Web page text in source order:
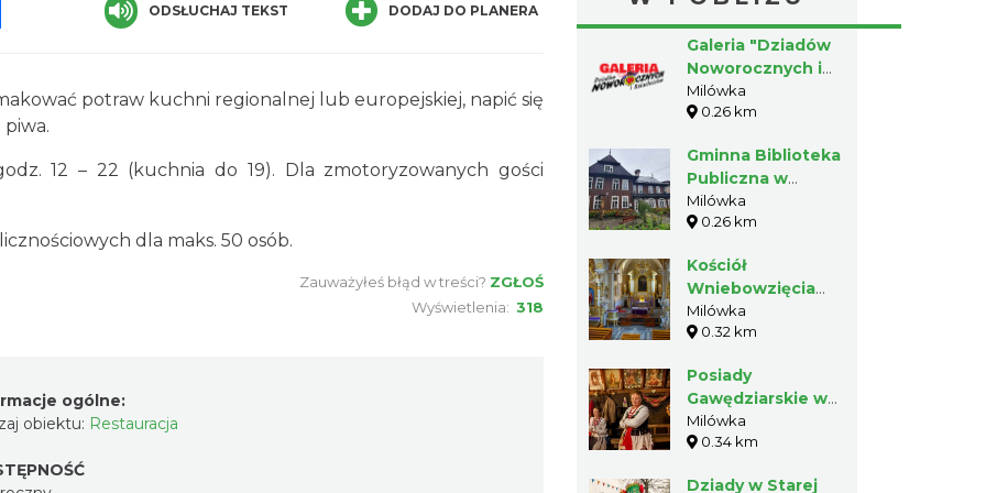
ODSŁUCHAJ TEKST DODAJ DO PLANERA
potraw kuchni regionalnej lub europejskiej, napić się
12 – 22 (kuchnia do 19). Dla zmotoryzowanych gości
dla maks. 50 osób.
Zauważyłeś błąd w treści? ZGŁOŚ
Wyświetlenia: 318
ogólne:
obiektu: Restauracja
Galeria "Dziadów
Noworocznych i
Szlachciców"
Milówka
0.26 km
Gminna Biblioteka
Publiczna w
Milówce
Milówka
0.26 km
Kościół
Wniebowzięcia
Najświętszej Marii
Panny w Milówce
Milówka
0.32 km
Posiady
Gawędziarskie w
Milówce
Milówka
0.34 km
Dziady w Starej